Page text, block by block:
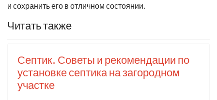
и сохранить его в отличном состоянии.
Читать также
Септик. Советы и рекомендации по
установке септика на загородном
участке